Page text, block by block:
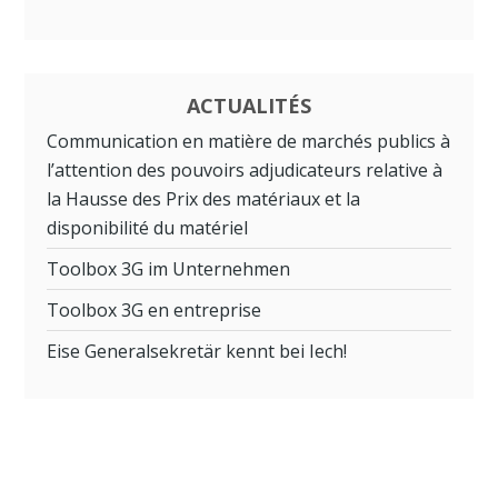
ACTUALITÉS
Communication en matière de marchés publics à
l’attention des pouvoirs adjudicateurs relative à
la Hausse des Prix des matériaux et la
disponibilité du matériel
Toolbox 3G im Unternehmen
Toolbox 3G en entreprise
Eise Generalsekretär kennt bei Iech!